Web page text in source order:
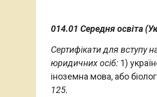
014.01 Середня освіта
Сертифікати для вступу
юридичних осіб: 1)
іноземна мова, або
125.